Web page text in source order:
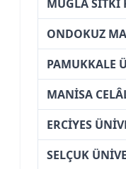
MUĞLA SITKI
ONDOKUZ
PAMUKKALE
MANİSA
ERCİYES
SELÇUK